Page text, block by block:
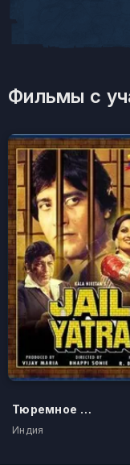
Фильмы с
Тюремное заключение
Индия